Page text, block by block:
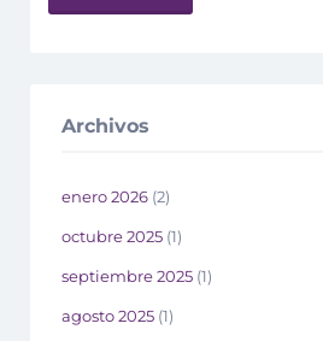
Archivos
enero 2026 (2)
octubre 2025 (1)
septiembre 2025 (1)
agosto 2025 (1)